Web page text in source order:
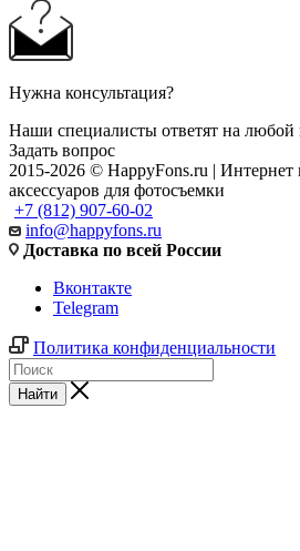
Нужна консультация?
Наши специалисты ответят на
Задать вопрос
2015-2026 © HappyFons.ru | Интернет
аксессуаров для фотосъемки
+7 (812) 907-60-02
info@happyfons.ru
Доставка по всей России
Вконтакте
Telegram
Политика конфиденциальности
Найти